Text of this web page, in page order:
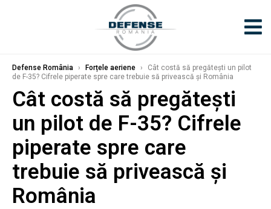
Defense România › Forțele aeriene ›
Cât costă să pregătești un pilot
de F-35? Cifrele piperate spre care trebuie să privească și România
Cât costă să pregătești
un pilot de F-35? Cifrele
piperate spre care
trebuie să privească și
România